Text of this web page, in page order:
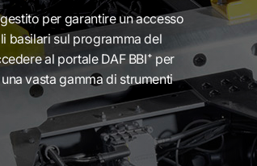
per garantire un accesso
basilari sul programma del
al portale DAF BBI⁺ per
vasta gamma di strumenti